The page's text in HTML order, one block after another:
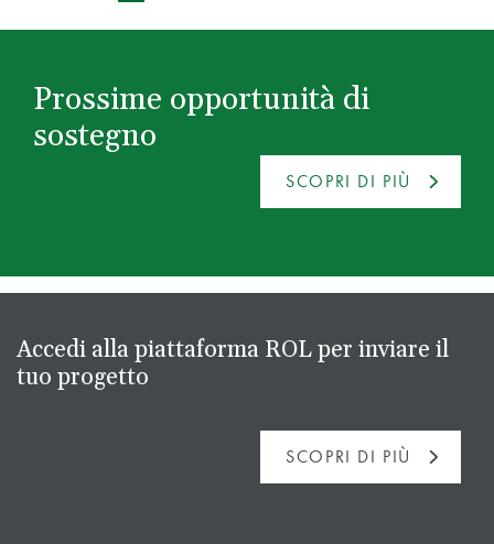
Prossime opportunità di
sostegno
SCOPRI DI PIÙ
Accedi alla piattaforma ROL per inviare il
tuo progetto
SCOPRI DI PIÙ